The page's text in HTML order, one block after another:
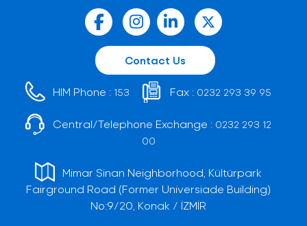
Contact Us
HIM Phone : 153 Fax : 0232 293 39 95
Central/Telephone Exchange : 0232 293 12
00
Mimar Sinan Neighborhood, Kültürpark
Fairground Road (Former Universiade Building)
No:9/20, Konak / İZMİR